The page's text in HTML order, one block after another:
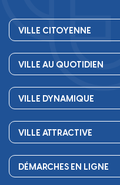
VILLE CITOYENNE
Conseil Municipal
Les services de la Mairie
Finances
Démocratie participative
Publications
VILLE AU QUOTIDIEN
Petite enfance
Scolarité
Périscolaire
Séniors, social, santé
Circuler
VILLE DYNAMIQUE
Culture
Associations
Equipements
VILLE ATTRACTIVE
Commerces et artisanat
Urbanisme
DÉMARCHES EN LIGNE